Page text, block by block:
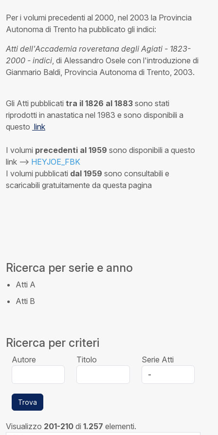
Per i volumi precedenti al 2000, nel 2003 la Provincia
Autonoma di Trento ha pubblicato gli indici:
Atti dell'Accademia roveretana degli Agiati - 1823-
2000 - indici, di Alessandro Osele con l'introduzione di
Gianmario Baldi, Provincia Autonoma di Trento, 2003.
Gli Atti pubblicati tra il 1826 al 1883 sono stati
riprodotti in anastatica nel 1983 e sono disponibili a
questo link
I volumi precedenti al 1959 sono disponibili a questo
link --> HEYJOE_FBK
I volumi pubblicati dal 1959 sono consultabili e
scaricabili gratuitamente da questa pagina
Ricerca per serie e anno
Atti A
Atti B
Ricerca per criteri
Autore Titolo Serie Atti
Trova
Visualizzo 201-210 di 1.257 elementi.